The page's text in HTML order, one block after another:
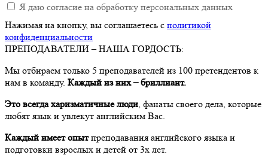
Я даю согласие на обработку персональных данных
Нажимая на кнопку, вы соглашаетесь c политикой
конфиденциальности
ПРЕПОДАВАТЕЛИ –НАША ГОРДОСТЬ:
Мы отбираем только 5 преподавателей из 100 претендентов к
нам в команду. Каждый из них – бриллиант.
Это всегда харизматичные люди, фанаты своего дела, которые
любят язык и увлекут английским Вас.
Каждый имеет опытпреподавания английского языка и
подготовки взрослых и детей от 3х лет.